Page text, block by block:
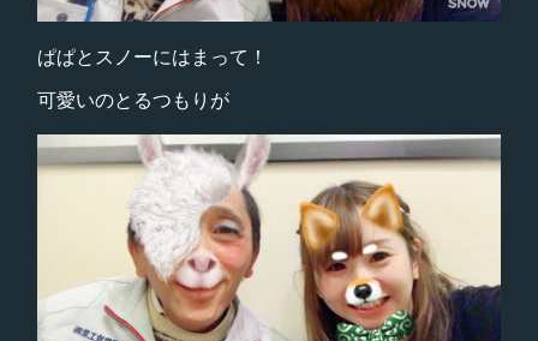
ぱぱとスノーにはまって！
可愛いのとるつもりが